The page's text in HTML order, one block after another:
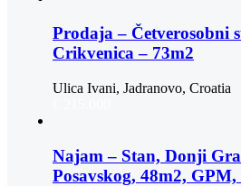
Prodaja – Četverosobni
Crikvenica – 73m2
Ulica Ivani, Jadranovo, Croatia
Najam – Stan, Donji
Posavskog, 48m2,